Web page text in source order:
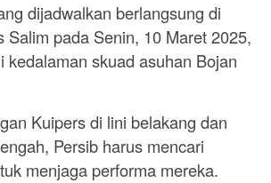
dijadwalkan berlangsung di
Salim pada Senin, 10 Maret 2025,
kedalaman skuad asuhan Bojan
Kuipers di lini belakang dan
Persib harus mencari
menjaga performa mereka.